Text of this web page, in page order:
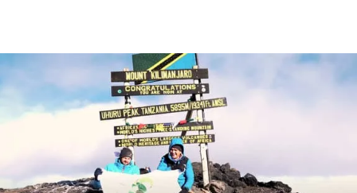
východu slunce, rozeklané vrcholy Mount Kenya
nebo mlhavé ledovce skryté hluboko v
ugandských horách Rwenzori. Afrika je domovem
některých z nejunikátnějších trekkingových
dobrodružství na světě. Některé hory jsou
jednoduché vysokohorské túry, zatímco jiné jsou